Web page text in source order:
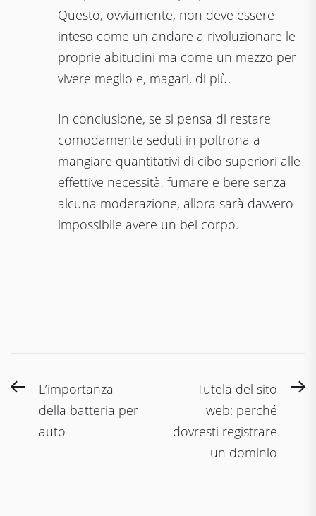
Questo, ovviamente, non deve essere
inteso come un andare a rivoluzionare le
proprie abitudini ma come un mezzo per
vivere meglio e, magari, di più.
In conclusione, se si pensa di restare
comodamente seduti in poltrona a
mangiare quantitativi di cibo superiori alle
effettive necessità, fumare e bere senza
alcuna moderazione, allora sarà davvero
impossibile avere un bel corpo.
Navigazione
articoli
PreviousL’importanza
della batteria per
auto
Tutela del sito
web: perché
dovresti registrare
un dominio